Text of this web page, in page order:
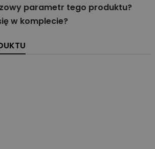
parametr tego produktu?
w komplecie?